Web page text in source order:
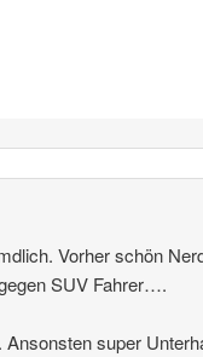
Vorher schön
SUV Fahrer….
super